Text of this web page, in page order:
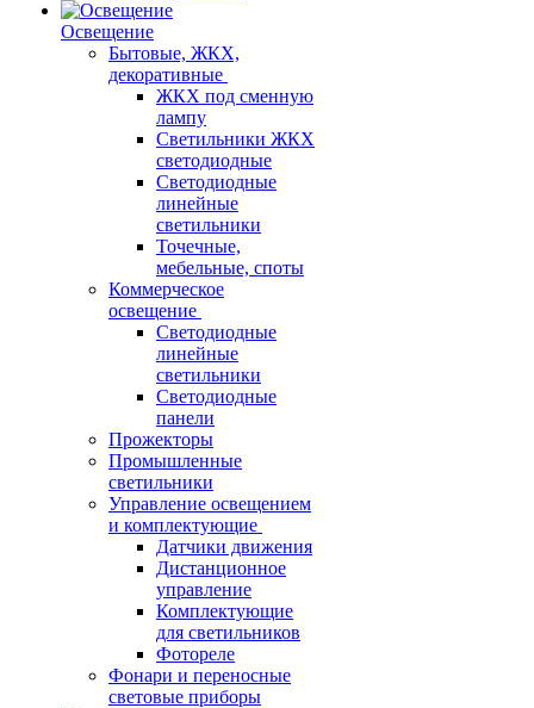
Освещение
Бытовые, ЖКХ,
декоративные
ЖКХ под сменную
лампу
Светильники ЖКХ
светодиодные
Светодиодные
линейные
светильники
Точечные,
мебельные, споты
Коммерческое
освещение
Светодиодные
линейные
светильники
Светодиодные
панели
Прожекторы
Промышленные
светильники
Управление освещением
и комплектующие
Датчики движения
Дистанционное
управление
Комплектующие
для светильников
Фотореле
Фонари и переносные
световые приборы